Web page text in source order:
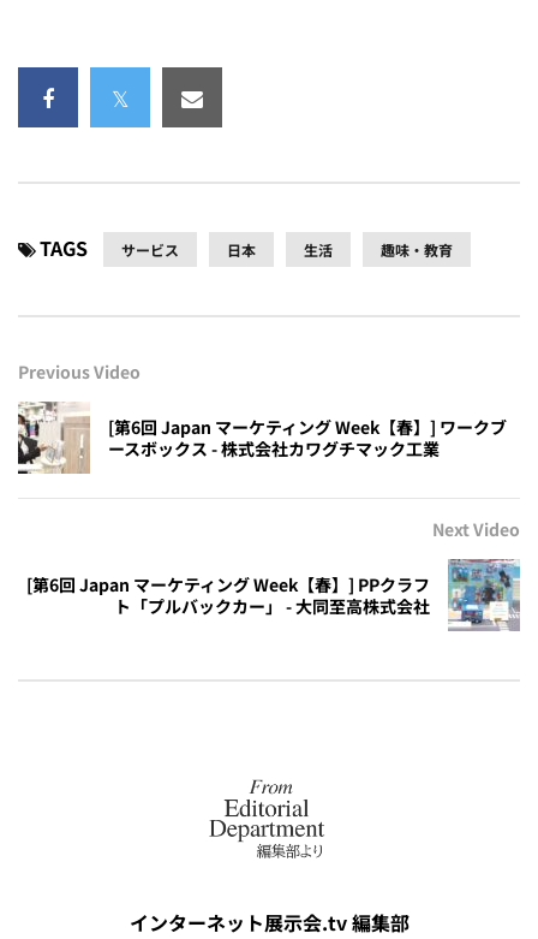
TAGS サービス 日本 生活 趣味・教育
Previous Video
[第6回 Japan マーケティング Week【春】] ワークブ
ースボックス - 株式会社カワグチマック工業
Next Video
[第6回 Japan マーケティング Week【春】] PPクラフ
ト「プルバックカー」 - 大同至高株式会社
インターネット展示会.tv 編集部